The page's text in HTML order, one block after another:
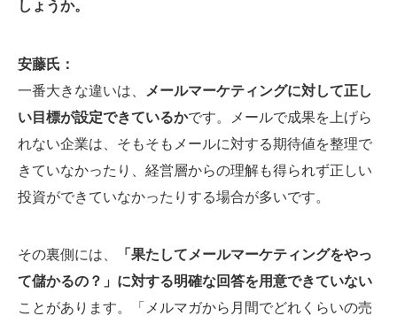
しょうか。
安藤氏：
一番大きな違いは、
メールマーケティングに対して正し
い目標が設定できているかです。メールで成果を上げら
れない企業は、そもそもメールに対する期待値を整理で
きていなかったり、経営層からの理解も得られず正しい
投資ができていなかったりする場合が多いです。
その裏側には、
「果たしてメールマーケティングをやっ
て儲かるの？」に対する明確な回答を用意できていない
ことがあります。「メルマガから月間でどれくらいの売